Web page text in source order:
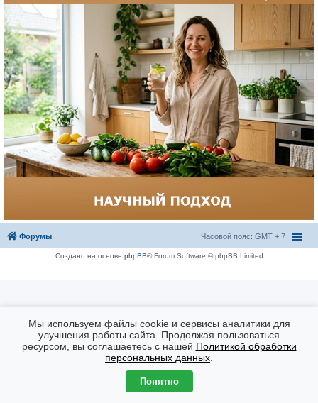
Форумы Часовой пояс: GMT + 7
Создано на основе phpBB® Forum Software © phpBB Limited
Мы используем файлы cookie и сервисы аналитики для
улучшения работы сайта. Продолжая пользоваться
ресурсом, вы соглашаетесь с нашей Политикой обработки
персональных данных
Понятно